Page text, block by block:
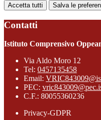
Accetta tutti Salva le
Contatti
Istituto Comprensivo
Via Aldo Moro 12
Tel: 0457135458
Email:
PEC:
C.F.: 80055360236
Privacy-GDPR